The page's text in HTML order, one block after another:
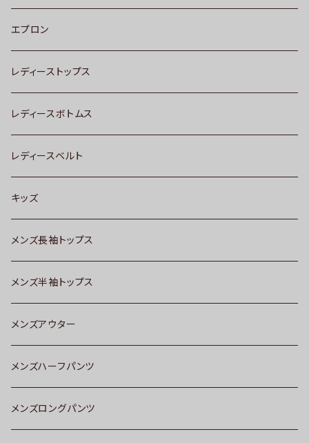
エプロン
レディーストップス
レディースボトムス
レディースベルト
キッズ
メンズ長袖トップス
メンズ半袖トップス
メンズアウター
メンズハーフパンツ
メンズロングパンツ